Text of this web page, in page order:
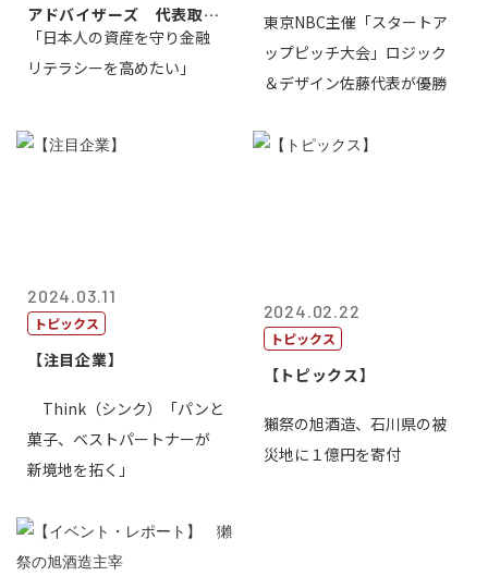
アドバイザーズ 代表取締
役会長 篠田...
「日本人の資産を守り金融
リテラシーを高めたい」
東京NBC主催「スタートア
ップピッチ大会」ロジック
＆デザイン佐藤代表が優勝
2024.03.11
トピックス
【注目企業】
Think（シンク）「パンと
菓子、ベストパートナーが
新境地を拓く」
2024.02.22
トピックス
【トピックス】
獺祭の旭酒造、石川県の被
災地に１億円を寄付